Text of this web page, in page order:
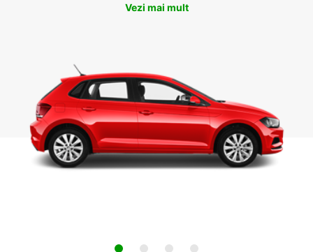
Vezi mai mult